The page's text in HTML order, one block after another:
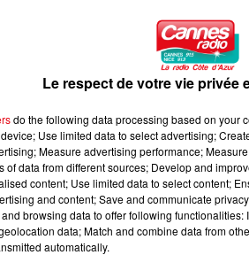
Le respect de votre vie privée
do the following data processing based on your
Use limited data to select advertising;
Measure advertising performance;
of data from different sources; Develop and
content; Use limited data to select content;
and content; Save and communicate
browsing data to offer following
data; Match and combine data from
automatically.